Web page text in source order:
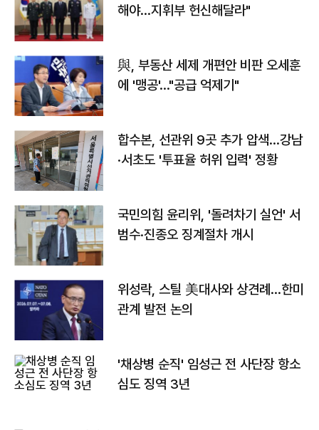
해야…지휘부 헌신해달라"
與, 부동산 세제 개편안 비판 오세훈
에 '맹공'…"공급 억제기"
합수본, 선관위 9곳 추가 압색…강남
·서초도 '투표율 허위 입력' 정황
국민의힘 윤리위, '돌려차기 실언' 서
범수·진종오 징계절차 개시
위성락, 스틸 美대사와 상견례…한미
관계 발전 논의
'채상병 순직' 임성근 전 사단장 항소
심도 징역 3년